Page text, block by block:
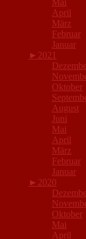
Mai
April
März
Februar
Januar
► 2021
Oktober
August
Juni
Mai
April
März
Februar
Januar
► 2020
Oktober
Mai
April